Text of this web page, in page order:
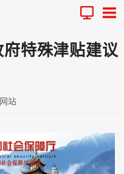
特殊津贴建议
站